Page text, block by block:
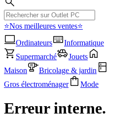
⭐Nos meilleures ventes⭐
Ordinateurs
Informatique
Supermarché
Jouets
Maison
Bricolage & jardin
Gros électroménager
Mode
Erreur interne.